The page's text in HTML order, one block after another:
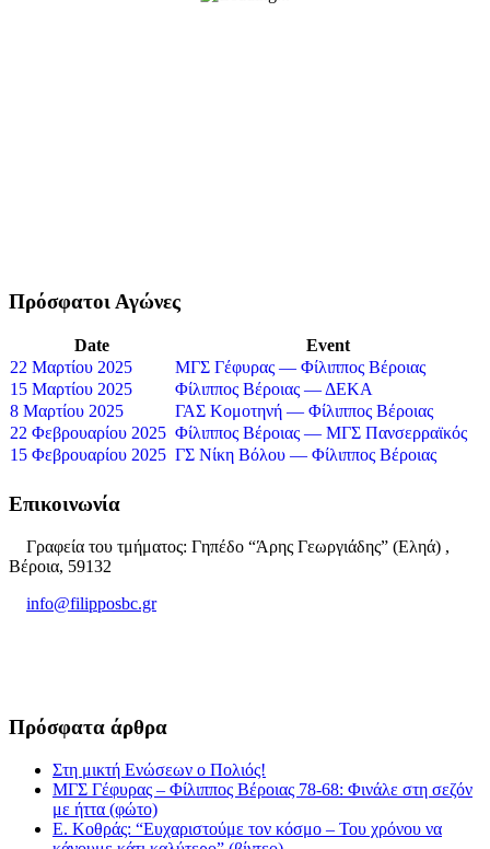
Πρόσφατοι Αγώνες
Date
Event
22 Μαρτίου 2025
ΜΓΣ Γέφυρας — Φίλιππος Βέροιας
15 Μαρτίου 2025
Φίλιππος Βέροιας — ΔΕΚΑ
8 Μαρτίου 2025
ΓΑΣ Κομοτηνή — Φίλιππος Βέροιας
22 Φεβρουαρίου 2025 Φίλιππος Βέροιας — ΜΓΣ Πανσερραϊκός
15 Φεβρουαρίου 2025 ΓΣ Νίκη Βόλου — Φίλιππος Βέροιας
Επικοινωνία
Γραφεία του τμήματος: Γηπέδο “Άρης Γεωργιάδης” (Εληά) ,
Βέροια, 59132
info@filipposbc.gr
Πρόσφατα άρθρα
Στη μικτή Ενώσεων ο Πολιός!
ΜΓΣ Γέφυρας – Φίλιππος Βέροιας 78-68: Φινάλε στη σεζόν
με ήττα (φώτο)
Ε. Κοθράς: “Ευχαριστούμε τον κόσμο – Του χρόνου να